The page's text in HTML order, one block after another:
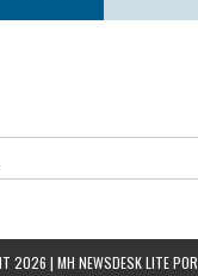
2026 | MH NEWSDESK LITE POR